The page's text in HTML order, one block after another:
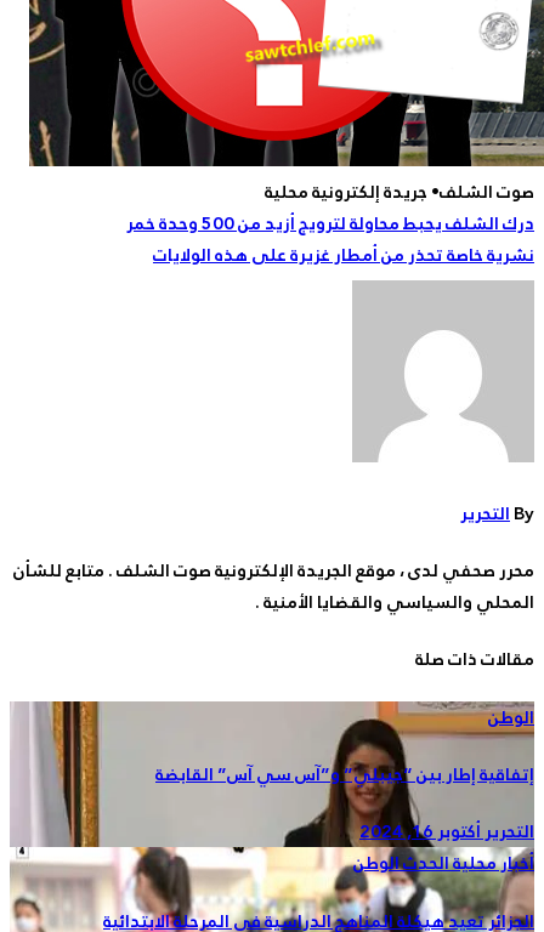
صوت الشلف• جريدة إلكترونية محلية
تصفّح
المقالات
درك الشلف يحبط محاولة لترويج أزيد من 500 وحدة خمر
نشرية خاصة تحذر من أمطار غزيرة على هذه الولايات
Byالتحرير
محرر صحفي لدى ، موقع الجريدة الإلكترونية صوت الشلف . متابع للشأن
المحلي والسياسي والقضايا الأمنية .
مقالات ذات صلة
الوطن
إتفاقية إطار بين “جيبلي” و”آس سي آس” القابضة
التحريرأكتوبر 16, 2024
أخبار محليةالحدثالوطن
الجزائر تعيد هيكلة المناهج الدراسية في المرحلة الابتدائية